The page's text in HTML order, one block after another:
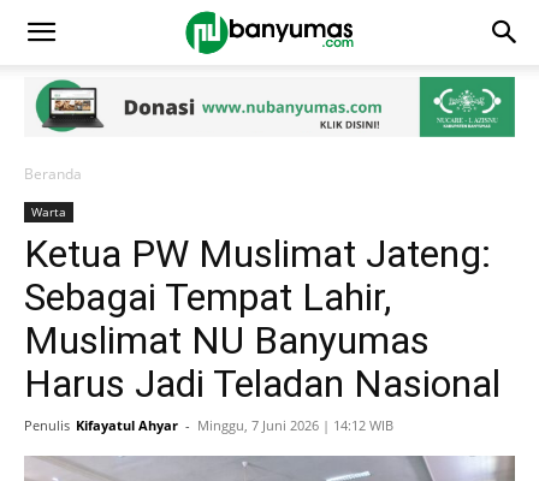
Beranda
Warta
Ketua PW Muslimat Jateng:
Sebagai Tempat Lahir,
Muslimat NU Banyumas
Harus Jadi Teladan Nasional
Penulis Kifayatul Ahyar - Minggu, 7 Juni 2026 | 14:12 WIB